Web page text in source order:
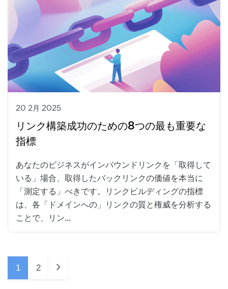
20 2月 2025
リンク構築成功のための8つの最も重要な
指標
あなたのビジネスがインバウンドリンクを「取得して
いる」場合、取得したバックリンクの価値を本当に
「測定する」べきです。リンクビルディングの指標
は、各「ドメインへの」リンクの質と権威を分析する
ことで、リン...
1 2